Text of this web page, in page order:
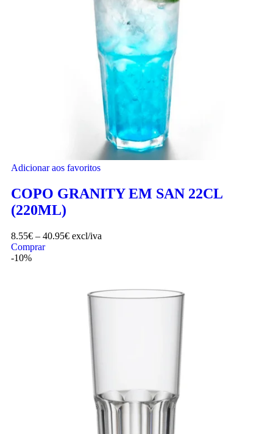
Adicionar aos favoritos
COPO GRANITY EM SAN 22CL
(220ML)
8.55€ – 40.95€ excl/iva
Comprar
-10%